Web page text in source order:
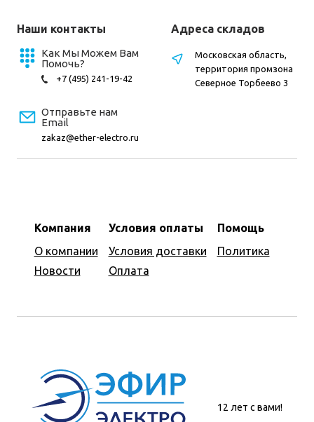
Наши контакты
Как Мы Можем Вам
Помочь?
+7 (495) 241-19-42
Отправьте нам
Email
zakaz@ether-electro.ru
Компания
О компании
Новости
Условия оплаты
Условия доставки
Оплата
Помощь
Политика
Адреса складов
Московская область,
территория промзона
Северное Торбеево 3
12 лет с вами!